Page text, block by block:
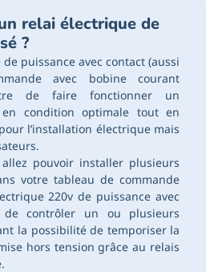
relai électrique de
?
puissance avec contact (aussi
avec bobine courant
de faire fonctionner un
condition optimale tout en
l’installation électrique mais
pouvoir installer plusieurs
votre tableau de commande
220v de puissance avec
contrôler un ou plusieurs
la possibilité de temporiser la
hors tension grâce au relais